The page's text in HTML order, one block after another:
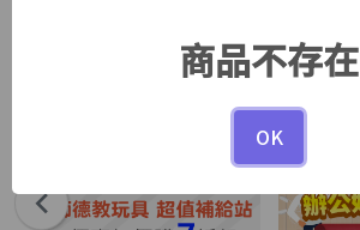
1 / 1
商品不存在
OK